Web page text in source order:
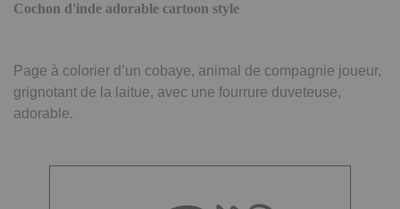
Cochon d'inde adorable cartoon style
Page à colorier d’un cobaye, animal de compagnie joueur,
grignotant de la laitue, avec une fourrure duveteuse,
adorable.